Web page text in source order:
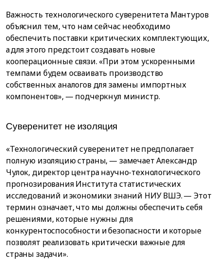
Важность технологического суверенитета Мантуров
объяснил тем, что нам сейчас необходимо
обеспечить поставки критических комплектующих,
а для этого предстоит создавать новые
кооперационные связи. «При этом ускоренными
темпами будем осваивать производство
собственных аналогов для замены импортных
компонентов», — подчеркнул министр.
Cyвepeнитeт нe изoляция
«Технологический суверенитет не предполагает
полную изоляцию страны, — замечает Александр
Чулок, директор центра научно-технологического
прогнозирования Института статистических
исследований и экономики знаний НИУ ВШЭ. — Этот
термин означает, что мы должны обеспечить себя
решениями, которые нужны для
конкурентоспособности и безопасности и которые
позволят реализовать критически важные для
страны задачи».